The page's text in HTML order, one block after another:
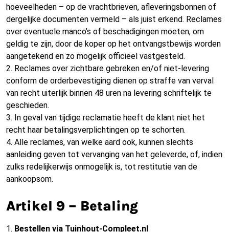
hoeveelheden – op de vrachtbrieven, afleveringsbonnen of
dergelijke documenten vermeld – als juist erkend. Reclames
over eventuele manco’s of beschadigingen moeten, om
geldig te zijn, door de koper op het ontvangstbewijs worden
aangetekend en zo mogelijk officieel vastgesteld.
2. Reclames over zichtbare gebreken en/of niet-levering
conform de orderbevestiging dienen op straffe van verval
van recht uiterlijk binnen 48 uren na levering schriftelijk te
geschieden.
3. In geval van tijdige reclamatie heeft de klant niet het
recht haar betalingsverplichtingen op te schorten.
4. Alle reclames, van welke aard ook, kunnen slechts
aanleiding geven tot vervanging van het geleverde, of, indien
zulks redelijkerwijs onmogelijk is, tot restitutie van de
aankoopsom.
Artikel 9 – Betaling
1. Bestellen via Tuinhout-Compleet.nl